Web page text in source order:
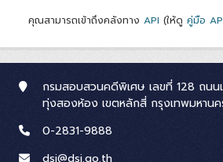
คุณสามารถเข้าถึงคลังทาง API (ให้ดู คู่มือ
กรมสอบสวนคดีพิเศษ เลขที่ 128 ถน
ทุ่งสองห้อง เขตหลักสี่ กรุงเทพมหานค
0-2831-9888
dsi@dsi.go.th